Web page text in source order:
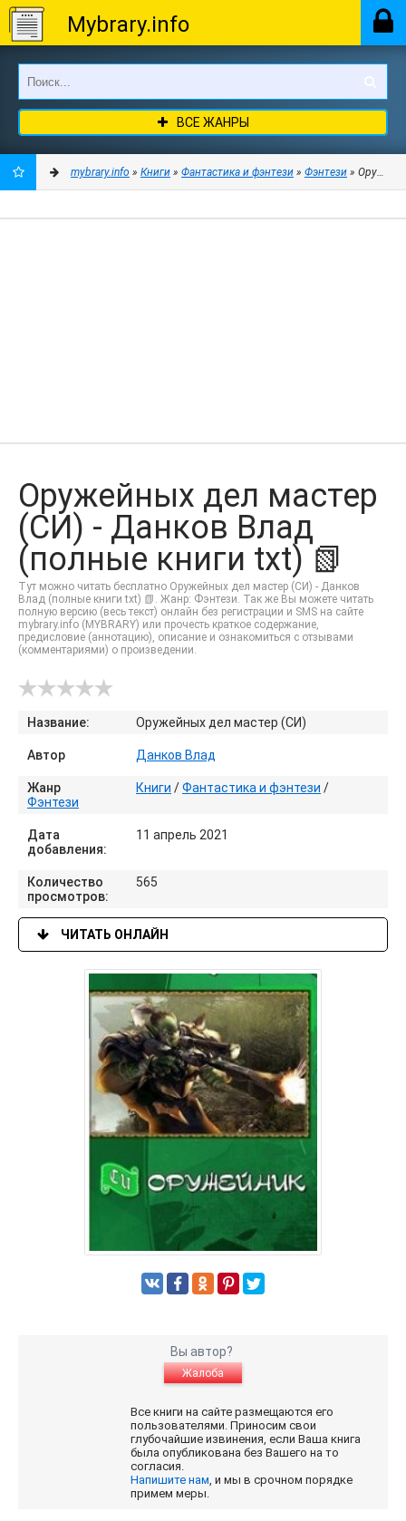
Mybrary.info
ВСЕ ЖАНРЫ
mybrary.info » Книги » Фантастика и фэнтези » Фэнтези »
Оружейных дел мастер
(СИ) - Данков Влад
(полные книги txt) 📗
Тут можно читать бесплатно Оружейных дел мастер (СИ) - Данков
Влад (полные книги txt) 📗. Жанр: Фэнтези. Так же Вы можете читать
полную версию (весь текст) онлайн без регистрации и SMS на сайте
mybrary.info (MYBRARY) или прочесть краткое содержание,
предисловие (аннотацию), описание и ознакомиться с отзывами
(комментариями) о произведении.
Название: Оружейных дел мастер (СИ)
Автор Данков Влад
Жанр Книги /Фантастика и фэнтези /
Фэнтези
Дата
добавления:
11 апрель 2021
Количество
просмотров:
565
ЧИТАТЬ ОНЛАЙН
Вы автор?
Жалоба
Все книги на сайте размещаются его
пользователями. Приносим свои
глубочайшие извинения, если Ваша книга
была опубликована без Вашего на то
согласия.
Напишите нам, и мы в срочном порядке
примем меры.